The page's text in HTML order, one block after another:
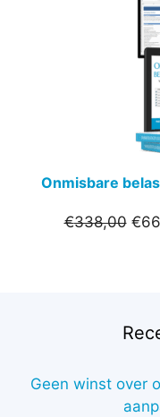
Onmisbare
€338,00 €
Geen winst over